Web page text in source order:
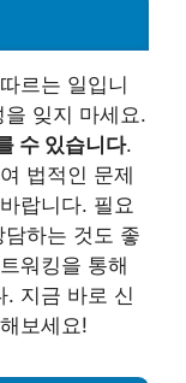
르는 일입니
잊지 마세요.
수 있습니다.
법적인 문제
랍니다. 필요
하는 것도 좋
워킹을 통해
. 지금 바로 신
보세요!